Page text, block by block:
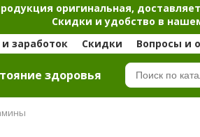
оригинальная,
Скидки и удобство в
заработок Скидки Вопросы и
здоровья